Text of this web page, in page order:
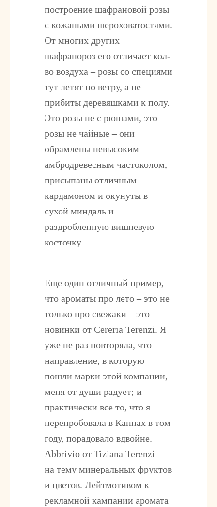
построение шафрановой розы
с кожаными шероховатостями.
От многих других
шафранороз его отличает кол-
во воздуха – розы со специями
тут летят по ветру, а не
прибиты деревяшками к полу.
Это розы не с рюшами, это
розы не чайные – они
обрамлены невысоким
амбродревесным частоколом,
присыпаны отличным
кардамоном и окунуты в
сухой миндаль и
раздробленную вишневую
косточку.
Еще один отличный пример,
что ароматы про лето – это не
только про свежаки – это
новинки от Cereria Terenzi. Я
уже не раз повторяла, что
направление, в которую
пошли марки этой компании,
меня от души радует; и
практически все то, что я
перепробовала в Каннах в том
году, порадовало вдвойне.
Abbrivioот Tiziana Terenzi –
на тему минеральных фруктов
и цветов. Лейтмотивом к
рекламной кампании аромата